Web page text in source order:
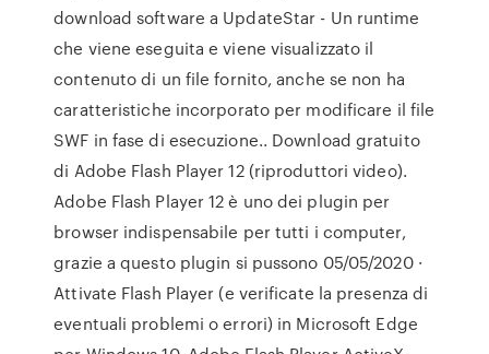
download software a UpdateStar - Un runtime
che viene eseguita e viene visualizzato il
contenuto di un file fornito, anche se non ha
caratteristiche incorporato per modificare il file
SWF in fase di esecuzione.. Download gratuito
di Adobe Flash Player 12 (riproduttori video).
Adobe Flash Player 12 è uno dei plugin per
browser indispensabile per tutti i computer,
grazie a questo plugin si pussono 05/05/2020 ·
Attivate Flash Player (e verificate la presenza di
eventuali problemi o errori) in Microsoft Edge